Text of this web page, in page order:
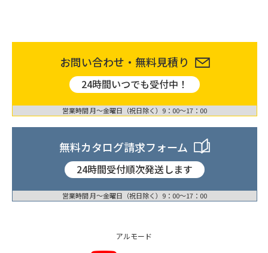
お問い合わせ・無料見積り
24時間いつでも受付中！
営業時間 月〜金曜日（祝日除く）9：00〜17：00
無料カタログ請求フォーム
24時間受付順次発送します
営業時間 月〜金曜日（祝日除く）9：00〜17：00
アルモード